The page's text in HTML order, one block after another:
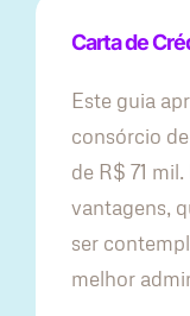
Carta de
Este guia
consórcio
de R$ 71
vantagens,
ser
melhor